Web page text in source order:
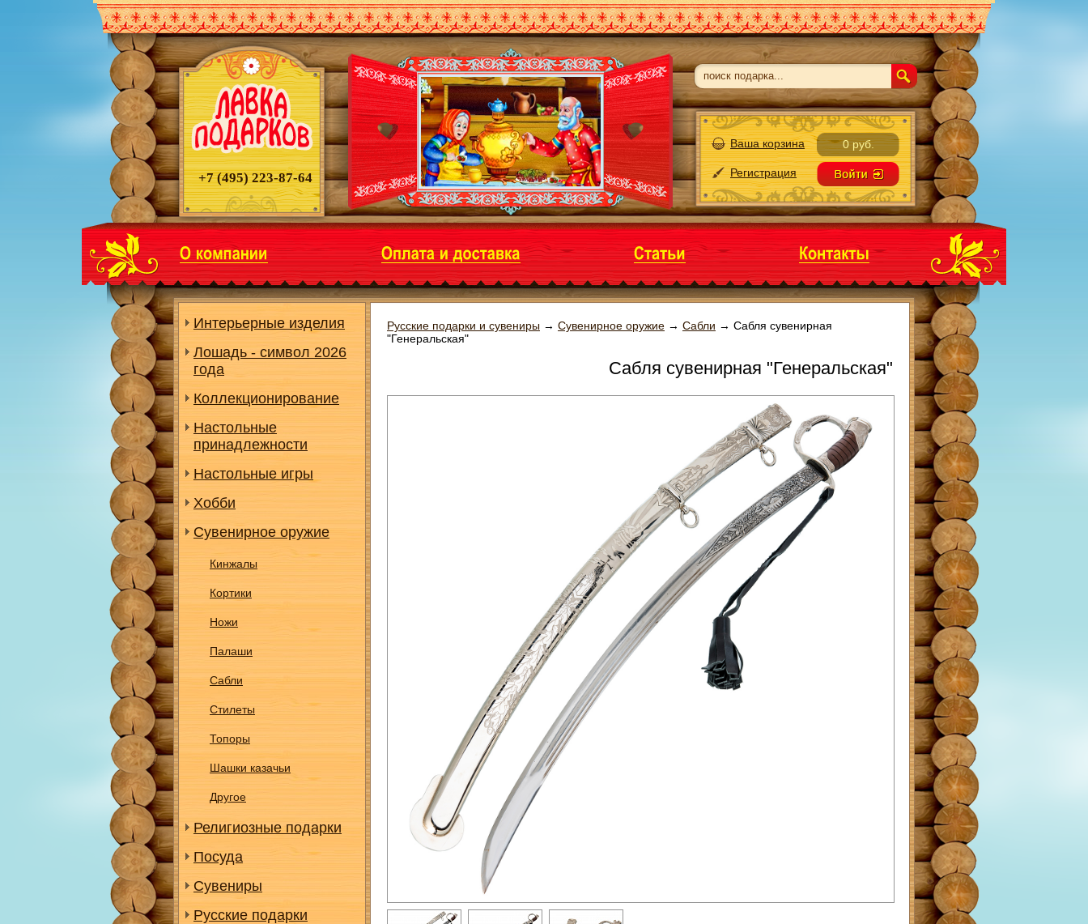
+7 (495) 223-87-64
Ваша корзина 0 руб.
Регистрация
Интерьерные изделия
Лошадь - символ 2026
года
Коллекционирование
Настольные
принадлежности
Настольные игры
Хобби
Сувенирное оружие
Кинжалы
Кортики
Ножи
Палаши
Сабли
Стилеты
Топоры
Шашки казачьи
Другое
Религиозные подарки
Посуда
Сувениры
Русские подарки
Русские подарки и сувениры → Сувенирное оружие → Сабли → Сабля сувенирная
"Генеральская"
Сабля сувенирная "Генеральская"